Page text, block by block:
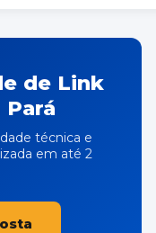
de Link
técnica e
em até 2